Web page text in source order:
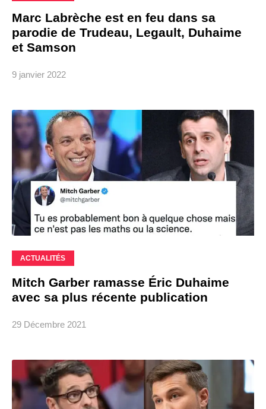
Marc Labrèche est en feu dans sa
parodie de Trudeau, Legault, Duhaime
et Samson
9 janvier 2022
ACTUALITÉS
Mitch Garber ramasse Éric Duhaime
avec sa plus récente publication
29 Décembre 2021